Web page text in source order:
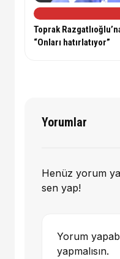
Toprak
“Onları hatırlatıyor”
Yorumlar
Henüz yorum
sen yap!
Yorum
yapmalısın.